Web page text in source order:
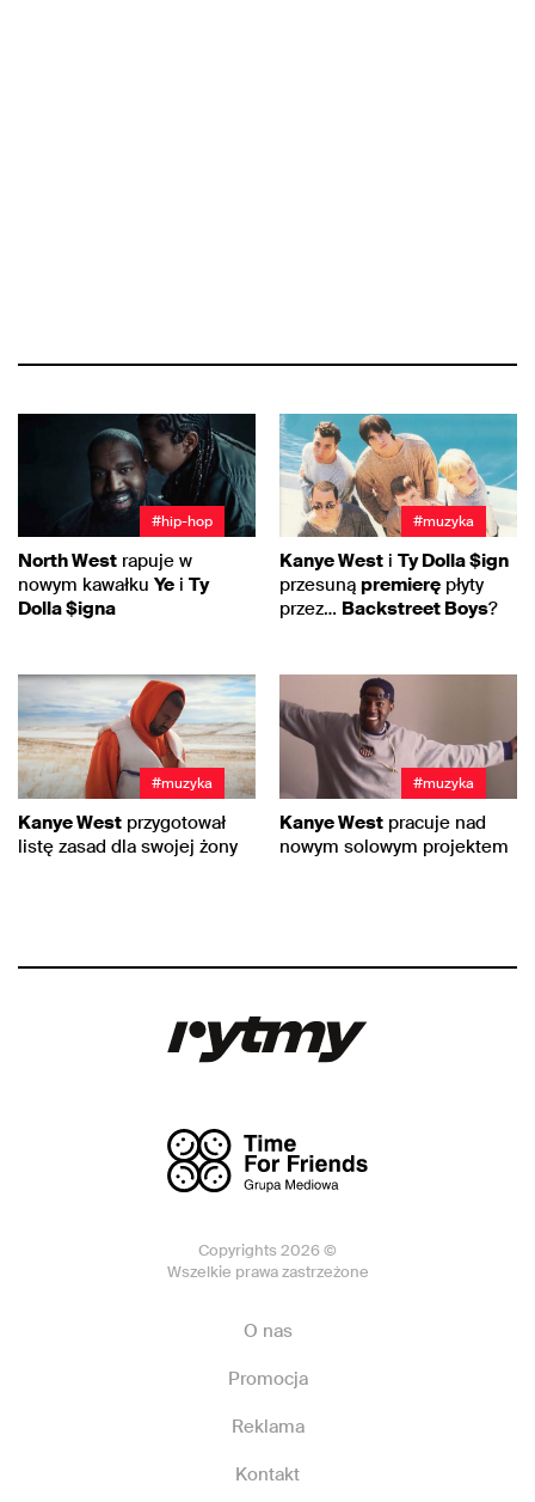
#hip-hop
North West rapuje w
nowym kawałku Ye i Ty
Dolla $igna
#muzyka
Kanye West i Ty Dolla $ign
przesuną premierę płyty
przez… Backstreet Boys?
#muzyka
Kanye West przygotował
listę zasad dla swojej żony
#muzyka
Kanye West pracuje nad
nowym solowym projektem
Copyrights 2026 ©
Wszelkie prawa zastrzeżone
O nas
Promocja
Reklama
Kontakt